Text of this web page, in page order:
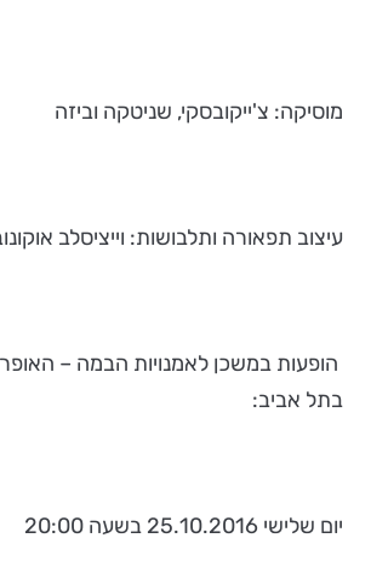
מוסיקה: צ'ייקובסקי, שניטקה וביזה
עיצוב תפאורה ותלבושות: וייציסלב
הופעות במשכן לאמנויות הבמה –
בתל אביב:
יום שלישי 25.10.2016 בשעה 20:00